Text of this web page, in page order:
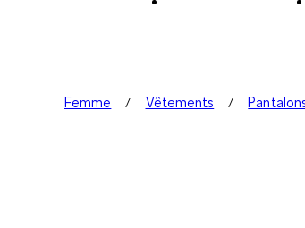
Femme Vêtements